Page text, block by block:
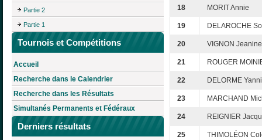
Partie 2
Partie 1
Tournois et Compétitions
Accueil
Recherche dans le Calendrier
Recherche dans les Résultats
Simultanés Permanents et Fédéraux
Derniers résultats
18 MORIT Annie
19 DELAROCHE
20 VIGNON Jeanine
21 ROUGER
22 DELORME
23 MARCHAND
24 REIGNIER
25 THIMOLÉON